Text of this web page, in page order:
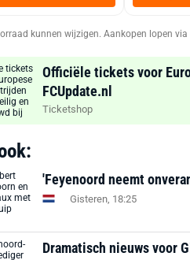
kunnen wijzigen. Aankopen lopen via
Officiële tickets voor
FCUpdate.nl
Ticketshop
'Feyenoord neemt
Gisteren, 18:25
Dramatisch nieuws voor